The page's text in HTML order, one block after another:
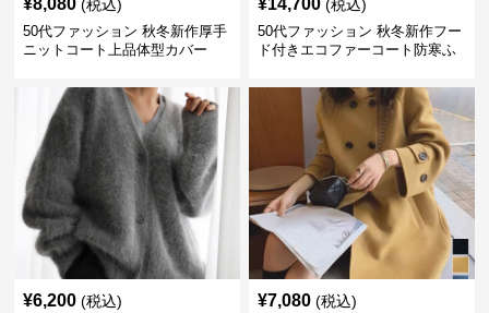
¥8,080 (税込)
50代ファッション 秋冬新作厚手
ニットコート上品体型カバー
¥14,700 (税込)
50代ファッション 秋冬新作フー
ド付きエコファーコート防寒ふ
¥6,200 (税込) ¥7,080 (税込)